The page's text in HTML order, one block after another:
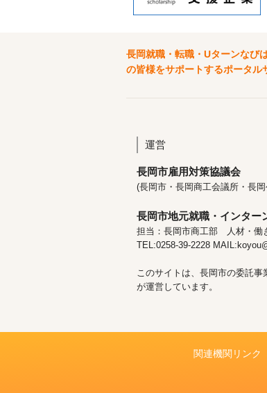
長岡就職・転職・Uターンなび
の皆様をサポートするポータル
運営
長岡市雇用対策協議会
(長岡市・長岡商工会議所・長
長岡市地元就職・インター
担当：長岡市商工部 人材・働
TEL:0258-39-2228
このサイトは、長岡市の委託
が運営しています。
関連機関リンク